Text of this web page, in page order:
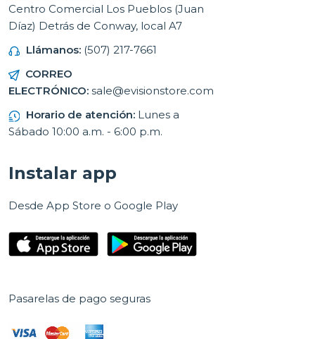
Centro Comercial Los Pueblos (Juan
Díaz) Detrás de Conway, local A7
Llámanos: (507) 217-7661
CORREO
ELECTRÓNICO: sale@evisionstore.com
Horario de atención: Lunes a
Sábado 10:00 a.m. - 6:00 p.m.
Instalar app
Desde App Store o Google Play
Pasarelas de pago seguras